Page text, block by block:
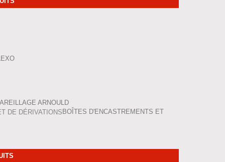
ARNOULD
BOÎTES D'ENCASTREMENTS ET